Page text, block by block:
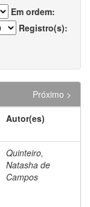
Em ordem:
Registro(s):
Próximo >
Autor(es)
Quinteiro,
Natasha de
Campos